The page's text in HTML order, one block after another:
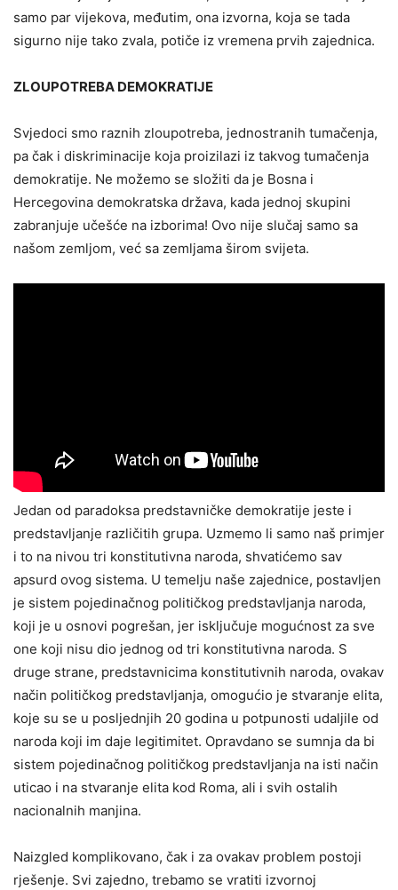
samo par vijekova, međutim, ona izvorna, koja se tada
sigurno nije tako zvala, potiče iz vremena prvih zajednica.
ZLOUPOTREBA DEMOKRATIJE
Svjedoci smo raznih zloupotreba, jednostranih tumačenja,
pa čak i diskriminacije koja proizilazi iz takvog tumačenja
demokratije. Ne možemo se složiti da je Bosna i
Hercegovina demokratska država, kada jednoj skupini
zabranjuje učešće na izborima! Ovo nije slučaj samo sa
našom zemljom, već sa zemljama širom svijeta.
Jedan od paradoksa predstavničke demokratije jeste i
predstavljanje različitih grupa. Uzmemo li samo naš primjer
i to na nivou tri konstitutivna naroda, shvatićemo sav
apsurd ovog sistema. U temelju naše zajednice, postavljen
je sistem pojedinačnog političkog predstavljanja naroda,
koji je u osnovi pogrešan, jer isključuje mogućnost za sve
one koji nisu dio jednog od tri konstitutivna naroda. S
druge strane, predstavnicima konstitutivnih naroda, ovakav
način političkog predstavljanja, omogućio je stvaranje elita,
koje su se u posljednjih 20 godina u potpunosti udaljile od
naroda koji im daje legitimitet. Opravdano se sumnja da bi
sistem pojedinačnog političkog predstavljanja na isti način
uticao i na stvaranje elita kod Roma, ali i svih ostalih
nacionalnih manjina.
Naizgled komplikovano, čak i za ovakav problem postoji
rješenje. Svi zajedno, trebamo se vratiti izvornoj